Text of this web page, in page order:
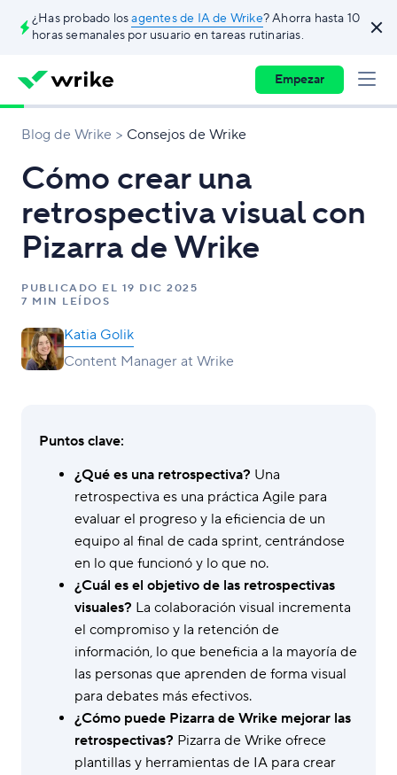
¿Has probado losagentes de IA de Wrike? Ahorra hasta 10
horas semanales por usuario en tareas rutinarias.
Empezar
Blog de Wrike Consejos de Wrike
Cómo crear una
retrospectiva visual con
Pizarra de Wrike
PUBLICADO EL 19 DIC 2025
7 MIN LEÍDOS
Katia Golik
Content Manager at Wrike
Puntos clave:
¿Qué es una retrospectiva? Una
retrospectiva es una práctica Agile para
evaluar el progreso y la eficiencia de un
equipo al final de cada sprint, centrándose
en lo que funcionó y lo que no.
¿Cuál es el objetivo de las retrospectivas
visuales? La colaboración visual incrementa
el compromiso y la retención de
información, lo que beneficia a la mayoría de
las personas que aprenden de forma visual
para debates más efectivos.
¿Cómo puede Pizarra de Wrike mejorar las
retrospectivas? Pizarra de Wrike ofrece
plantillas y herramientas de IA para crear